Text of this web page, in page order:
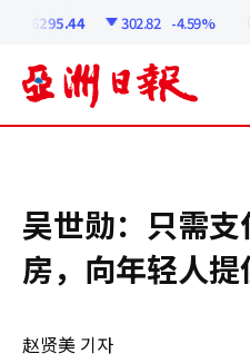
6295.44 302.82 -4.59%
吴世勋：只需
房，向年轻人
赵贤美 기자